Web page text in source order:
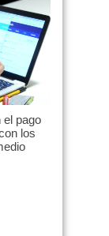
el pago
los